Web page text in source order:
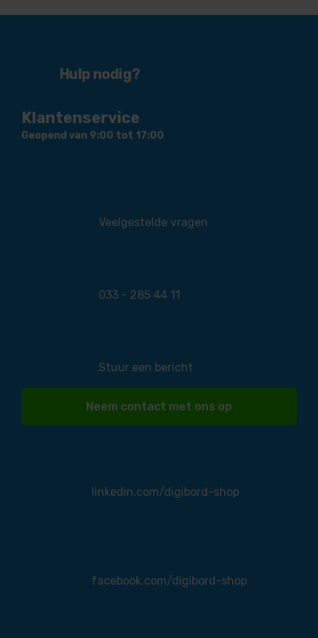
Hulp nodig?
Klantenservice
Geopend van 9:00 tot 17:00
Veelgestelde vragen
033 - 285 44 11
Stuur een bericht
Neem contact met ons op
linkedin.com/digibord-shop
facebook.com/digibord-shop